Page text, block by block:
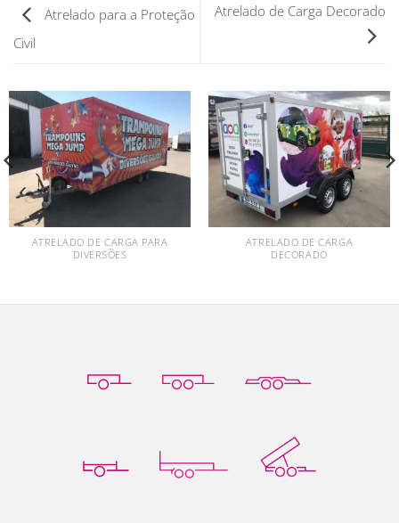
Atrelado para a Proteção
Civil
Atrelado de Carga Decorado
ATRELADO DE CARGA PARA
DIVERSÕES
ATRELADO DE CARGA
DECORADO